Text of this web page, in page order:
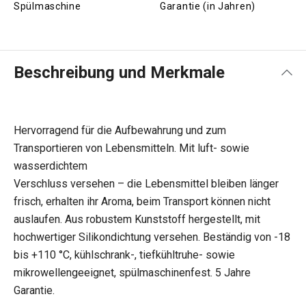
Spülmaschine Garantie (in Jahren)
Beschreibung und Merkmale
Hervorragend für die Aufbewahrung und zum
Transportieren von Lebensmitteln. Mit luft- sowie
wasserdichtem
Verschluss versehen – die Lebensmittel bleiben länger
frisch, erhalten ihr Aroma, beim Transport können nicht
auslaufen. Aus robustem Kunststoff hergestellt, mit
hochwertiger Silikondichtung versehen. Beständig von -18
bis +110 °C, kühlschrank-, tiefkühltruhe- sowie
mikrowellengeeignet, spülmaschinenfest. 5 Jahre
Garantie.